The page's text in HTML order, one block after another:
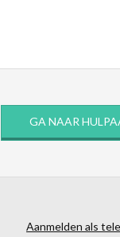
GA NAAR
Aanmelden als